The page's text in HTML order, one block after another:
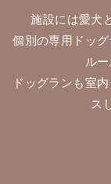
施設には愛犬
個別の専用ドッ
ル
ドッグランも室
ス